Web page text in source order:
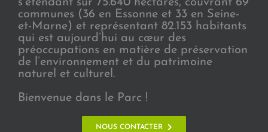
s’étendant sur 75.640 hectares, couvrant 69
communes (36 en Essonne et 33 en Seine-
et-Marne) et représentant 82.153 habitants
qui est aujourd’hui au cœur des
préoccupations en matière de préservation
de l’environnement et du patrimoine
naturel et culturel.
Bienvenue dans le Parc !
NOUS CONTACTER